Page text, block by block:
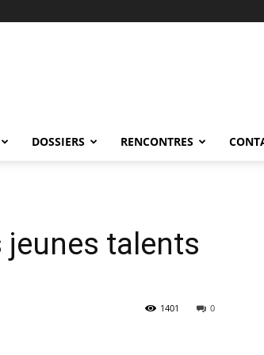
DOSSIERS RENCONTRES
jeunes talents
0
1401